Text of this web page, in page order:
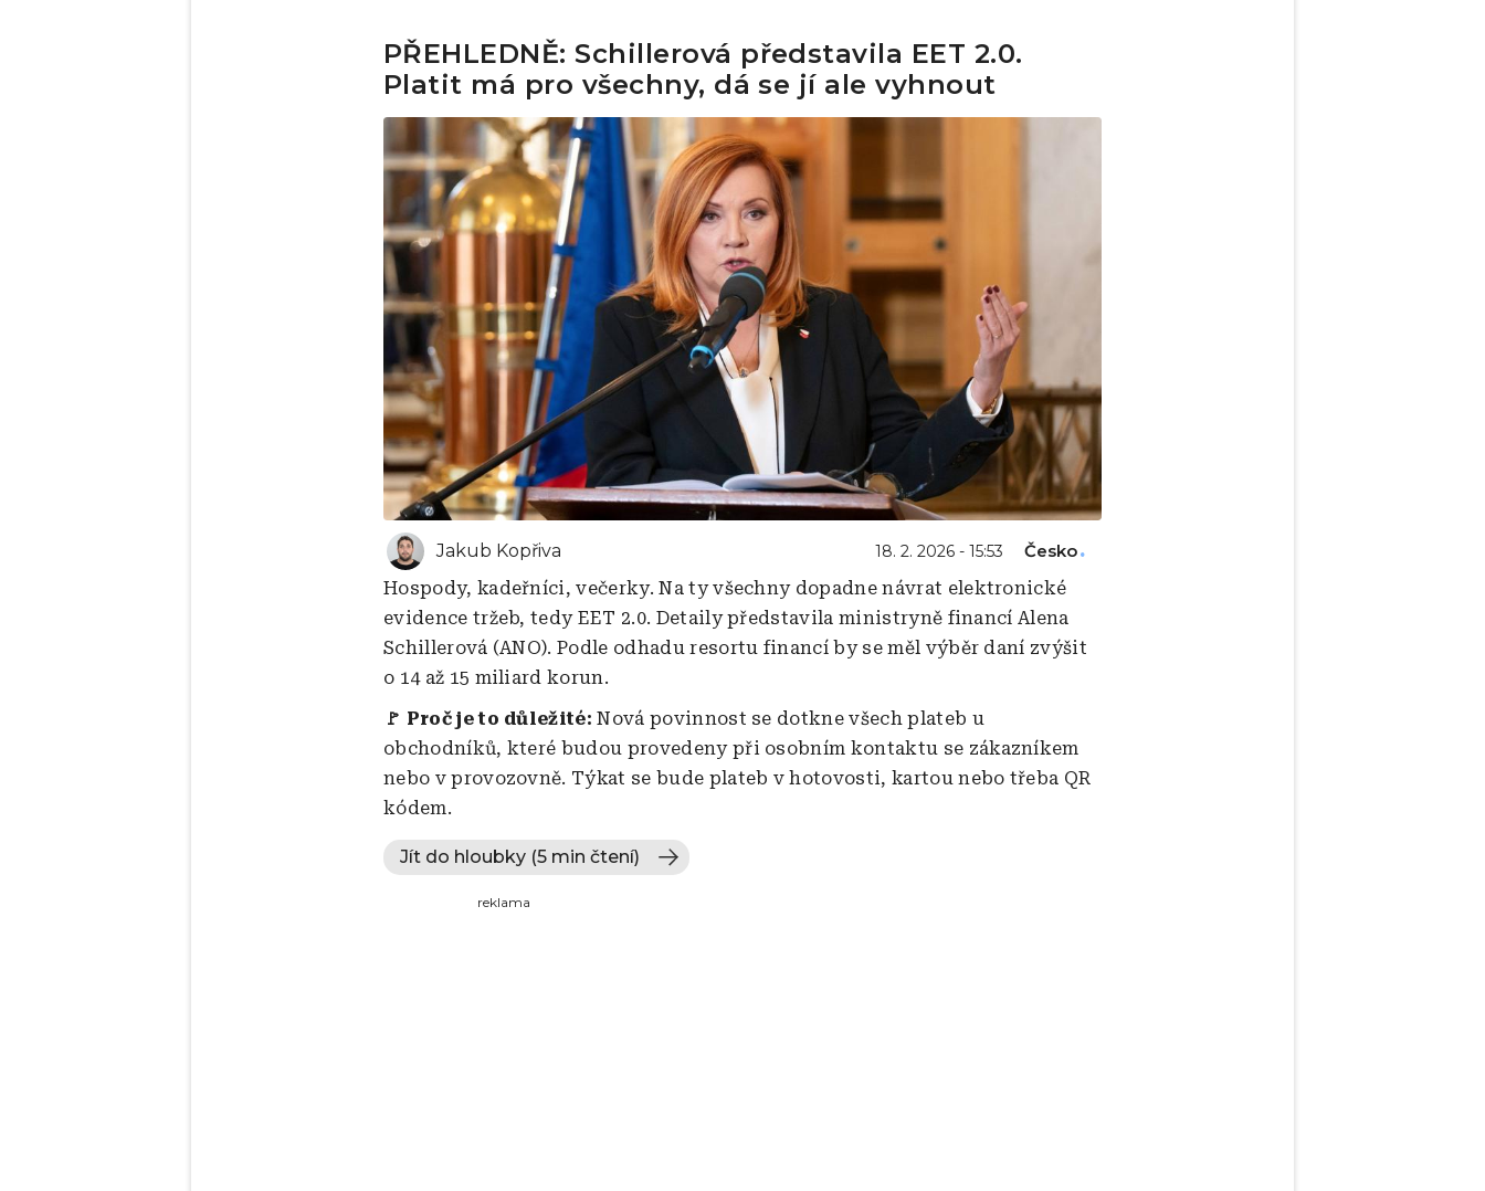
PŘEHLEDNĚ: Schillerová představila EET 2.0.
Platit má pro všechny, dá se jí ale vyhnout
Jakub Kopřiva 18. 2. 2026 - 15:53
Česko
Hospody, kadeřníci, večerky. Na ty všechny dopadne návrat elektronické
evidence tržeb, tedy EET 2.0. Detaily představila ministryně financí Alena
Schillerová (ANO). Podle odhadu resortu financí by se měl výběr daní zvýšit
o 14 až 15 miliard korun.
🚩 Proč je to důležité:Nová povinnost se dotkne všech plateb u
obchodníků, které budou provedeny při osobním kontaktu se zákazníkem
nebo v provozovně. Týkat se bude plateb v hotovosti, kartou nebo třeba QR
kódem.
Jít do hloubky (5 min čtení)
reklama